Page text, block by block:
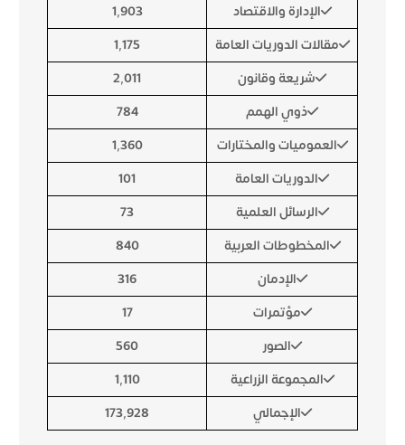
الإدارة والاقتصاد
1,903
مقالات الدوريات العامة
1,175
شريعة وقانون
2,011
ذوي الهمم
784
العموميات والمختارات
1,360
الدوريات العامة
101
الرسائل العلمية
73
المخطوطات العربية
840
الإدمان
316
مؤتمرات
17
الصور
560
المجموعة الزراعية
1,110
الإجمالي
173,928